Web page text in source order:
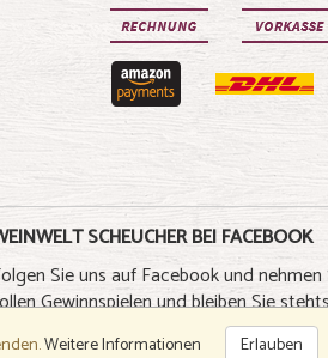
SCHEUCHER BEI FACEBOOK
Sie uns auf Facebook und nehmen
Gewinnspielen und bleiben Sie
neue Weine und Spezialitäten
Weitere Informationen Erlauben